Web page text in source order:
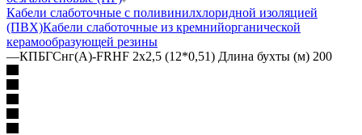
Кабели слаботочные с поливинилхлоридной изоляцией
(ПВХ)Кабели слаботочные из кремнийорганической
керамообразующей резины
—КПБГСнг(А)-FRHF 2х2,5 (12*0,51) Длина бухты (м) 200